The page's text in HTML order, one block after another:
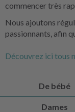
commencer très
Nous ajoutons
passionnants, afin
Découvrez ici tous
De bébé
Dames